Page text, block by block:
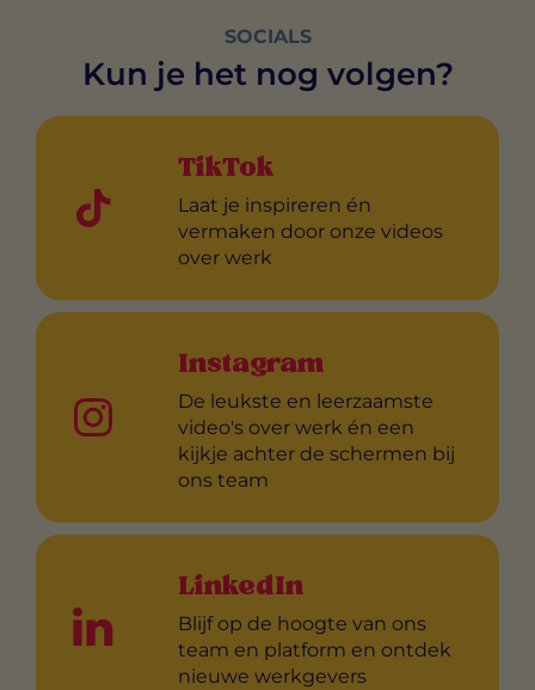
SOCIALS
Kun je het nog volgen?
TikTok
Laat je inspireren én
vermaken door onze videos
over werk
Instagram
De leukste en leerzaamste
video's over werk én een
kijkje achter de schermen bij
ons team
LinkedIn
Blijf op de hoogte van ons
team en platform en ontdek
nieuwe werkgevers